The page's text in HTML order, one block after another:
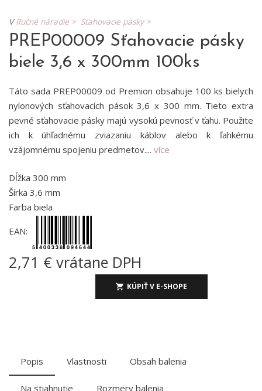
VRučné náradie > Sťahovacie pásky >
PREP00009 Sťahovacie pásky
biele 3,6 x 300mm 100ks
Táto sada PREP00009 od Premion obsahuje 100 ks bielych
nylonových sťahovacích pások 3,6 x 300 mm. Tieto extra
pevné sťahovacie pásky majú vysokú pevnosť v ťahu. Použite
ich k úhľadnému zviazaniu káblov alebo k ľahkému
vzájomnému spojeniu predmetov.... více
Dĺžka 300 mm
Šírka 3,6 mm
Farba biela
EAN:
2,71 € vrátane DPH
KÚPIŤ V E-SHOPE
Popis Vlastnosti Obsah balenia
Na stiahnutie Rozmery balenia